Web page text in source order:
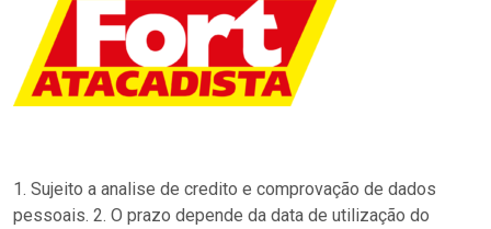
1. Sujeito a analise de credito e comprovação de dados
pessoais. 2. O prazo depende da data de utilização do